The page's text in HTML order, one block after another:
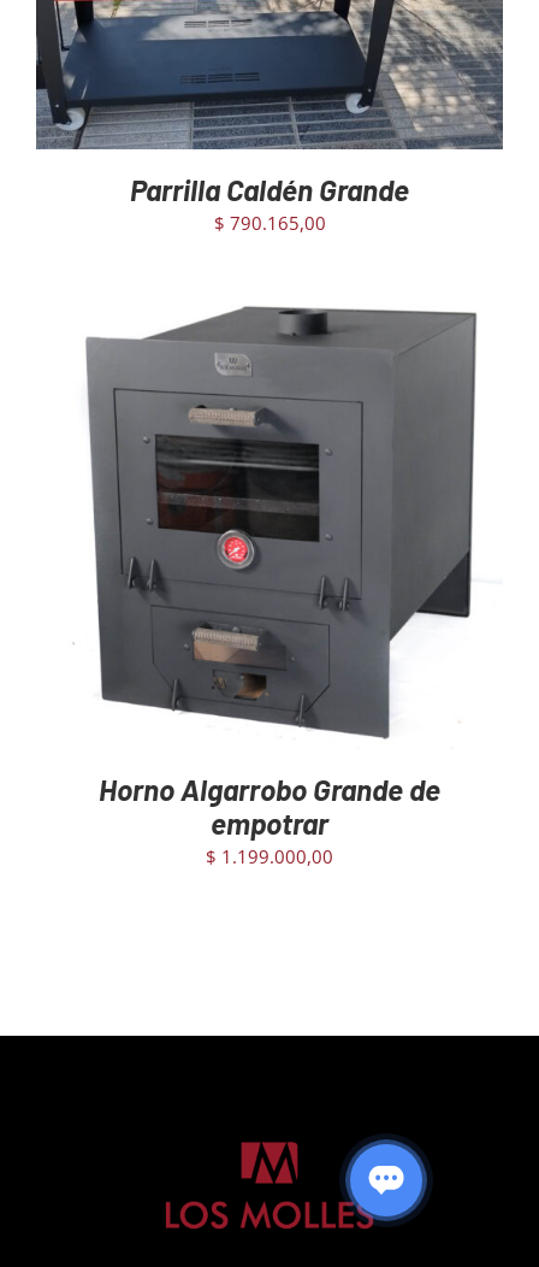
Parrilla Caldén Grande
$ 790.165,00
AGREGAR AL CARRITO
Horno Algarrobo Grande de
empotrar
$ 1.199.000,00